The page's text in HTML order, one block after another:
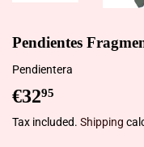
Pendientes
Pendientera
€3295
Tax included. Shipping